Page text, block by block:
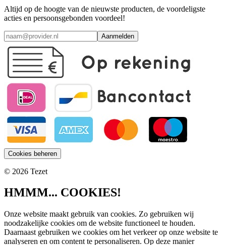
Altijd op de hoogte van de nieuwste producten, de voordeligste
acties en persoonsgebonden voordeel!
Aanmelden
Cookies beheren
© 2026 Tezet
HMMM... COOKIES!
Onze website maakt gebruik van cookies. Zo gebruiken wij
noodzakelijke cookies om de website functioneel te houden.
Daarnaast gebruiken we cookies om het verkeer op onze website te
analyseren en om content te personaliseren. Op deze manier